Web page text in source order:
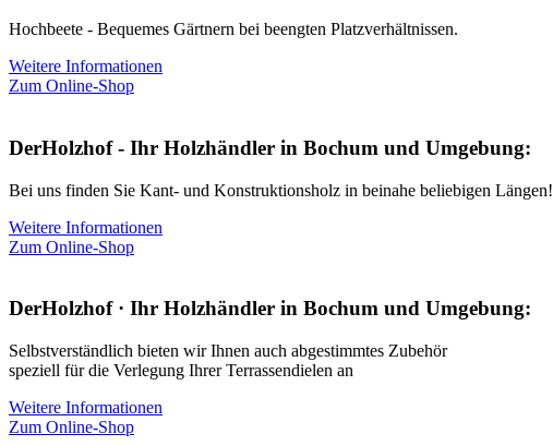
Hochbeete - Bequemes Gärtnern bei beengten Platzverhältnissen.
Weitere Informationen
Zum Online-Shop
DerHolzhof - Ihr Holzhändler in Bochum und Umgebung:
Bei uns finden Sie Kant- und Konstruktionsholz in beinahe beliebigen Längen!
Weitere Informationen
Zum Online-Shop
DerHolzhof · Ihr Holzhändler in Bochum und Umgebung:
Selbstverständlich bieten wir Ihnen auch abgestimmtes Zubehör
speziell für die Verlegung Ihrer Terrassendielen an
Weitere Informationen
Zum Online-Shop